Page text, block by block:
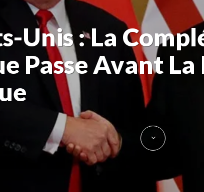
Unis : La
Passe Avant